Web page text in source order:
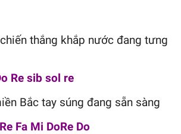
thắng khắp nước đang tưng
Re sib sol re
Bắc tay súng đang sẵn sàng
Fa Mi DoRe Do